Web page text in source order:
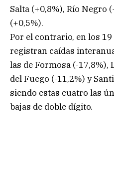
Salta (+0,8%), Río Negro
(+0,5%).
Por el contrario, en los
registran caídas
las de Formosa (-17,8%),
del Fuego (-11,2%) y
siendo estas cuatro las
bajas de doble dígito.